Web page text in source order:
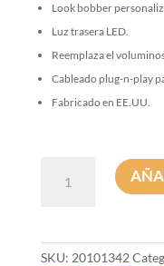
Look bobber
Luz trasera LED.
Reemplaza el
Cableado plug-n-play
Fabricado en EE.UU.
trasera
portamatrícula
SKU: 20101342